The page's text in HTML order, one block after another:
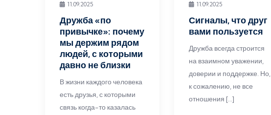
11.09.2025
Дружба «по
привычке»: почему
мы держим рядом
людей, с которыми
давно не близки
В жизни каждого человека
есть друзья, с которыми
связь когда-то казалась
11.09.2025
Сигналы, что друг
вами пользуется
Дружба всегда строится
на взаимном уважении,
доверии и поддержке. Но,
к сожалению, не все
отношения […]